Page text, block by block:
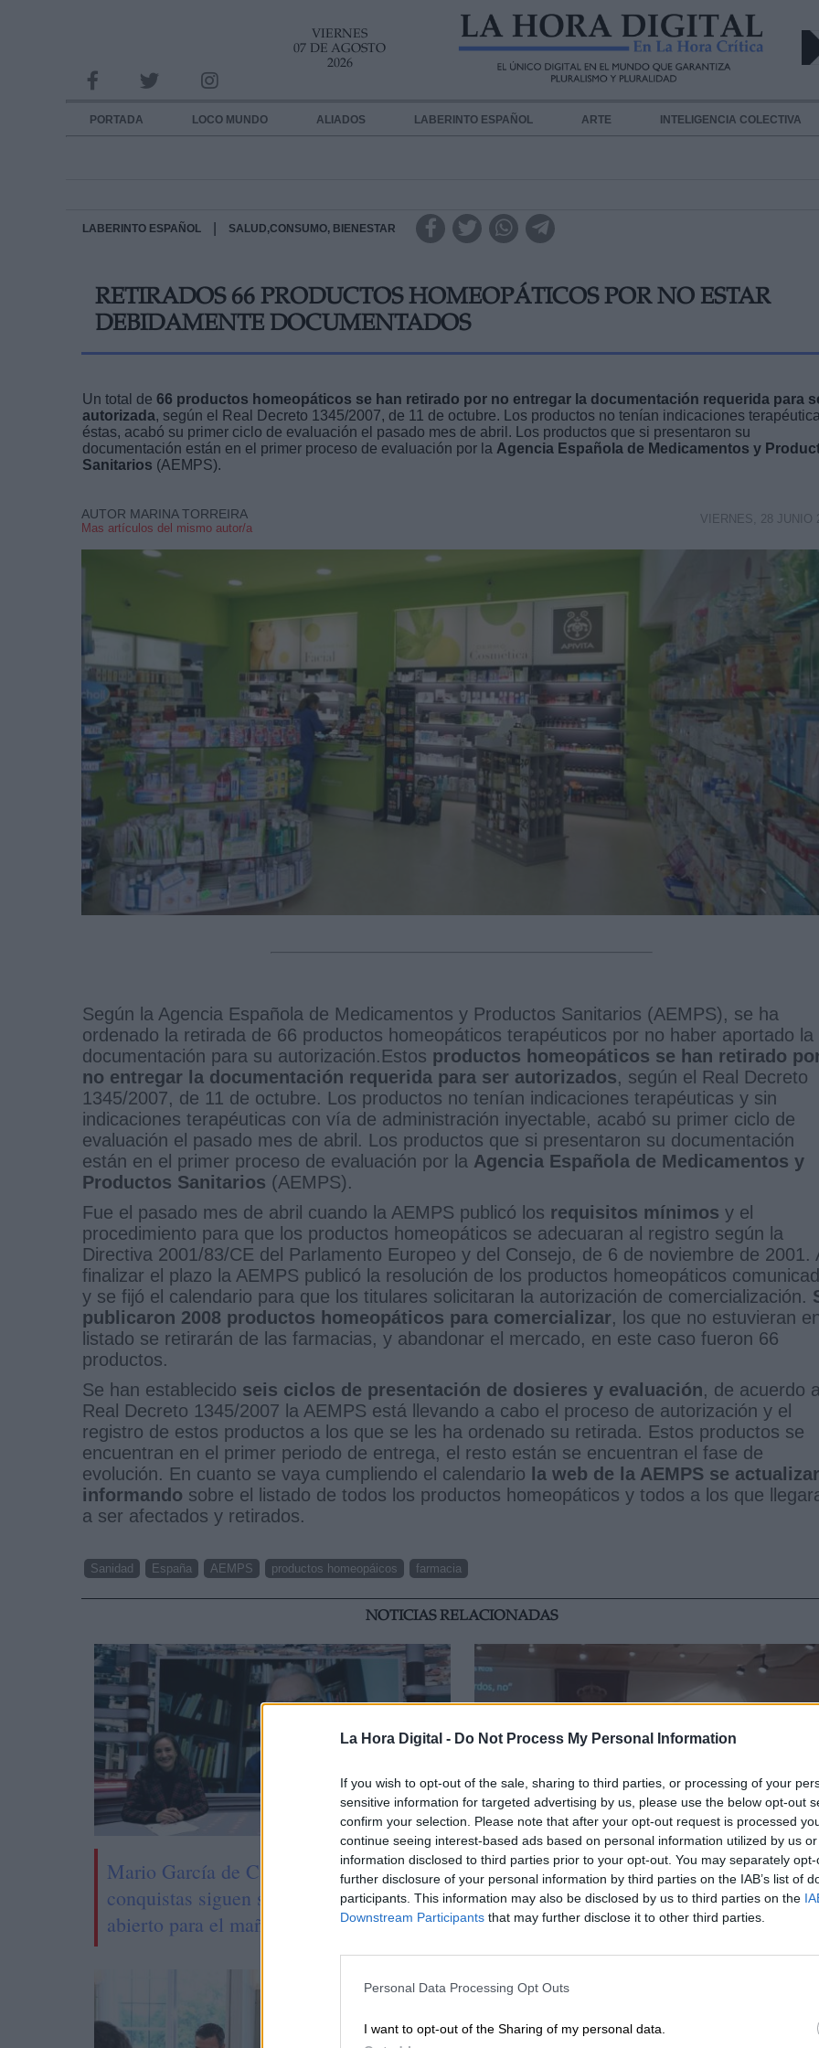
La Hora Digital - Do Not Process My Personal Information
If you wish to opt-out of the sale, sharing to third parties, or processing of your
sensitive information for targeted advertising by us, please use the below opt-out
confirm your selection. Please note that after your opt-out request is processed
continue seeing interest-based ads based on personal information utilized by us
information disclosed to third parties prior to your opt-out. You may separately
further disclosure of your personal information by third parties on the IAB’s list of
participants. This information may also be disclosed by us to third parties on the
Downstream Participants that may further disclose it to other third parties.
Personal Data Processing Opt Outs
I want to opt-out of the Sharing of my personal data.
VIERNES
07 DE AGOSTO
2026
PORTADA LOCO MUNDO ALIADOS LABERINTO ESPAÑOL ARTE INTELIGENCIA COLECTIVA
LABERINTO ESPAÑOL SALUD,CONSUMO, BIENESTAR
RETIRADOS 66 PRODUCTOS HOMEOPÁTICOS POR NO ESTAR
DEBIDAMENTE DOCUMENTADOS
Un total de 66 productos homeopáticos se han retirado por no entregar la documentación requerida para
autorizada, según el Real Decreto 1345/2007, de 11 de octubre. Los productos no tenían indicaciones
éstas, acabó su primer ciclo de evaluación el pasado mes de abril. Los productos que si presentaron su
documentación están en el primer proceso de evaluación por la Agencia Española de Medicamentos y
Sanitarios (AEMPS).
AUTOR MARINA TORREIRA
Mas artículos del mismo autor/a
VIERNES, 28 JUNIO
Según la Agencia Española de Medicamentos y Productos Sanitarios (AEMPS), se ha
ordenado la retirada de 66 productos homeopáticos terapéuticos por no haber aportado la
documentación para su autorización.Estos productos homeopáticos se han retirado
no entregar la documentación requerida para ser autorizados, según el Real Decreto
1345/2007, de 11 de octubre. Los productos no tenían indicaciones terapéuticas y sin
indicaciones terapéuticas con vía de administración inyectable, acabó su primer ciclo de
evaluación el pasado mes de abril. Los productos que si presentaron su documentación
están en el primer proceso de evaluación por la Agencia Española de Medicamentos y
Productos Sanitarios (AEMPS).
Fue el pasado mes de abril cuando la AEMPS publicó los requisitos mínimos y el
procedimiento para que los productos homeopáticos se adecuaran al registro según la
Directiva 2001/83/CE del Parlamento Europeo y del Consejo, de 6 de noviembre de 2001.
finalizar el plazo la AEMPS publicó la resolución de los productos homeopáticos
y se fijó el calendario para que los titulares solicitaran la autorización de comercialización.
publicaron 2008 productos homeopáticos para comercializar, los que no estuvieran
listado se retirarán de las farmacias, y abandonar el mercado, en este caso fueron 66
productos.
Se han establecido seis ciclos de presentación de dosieres y evaluación, de acuerdo
Real Decreto 1345/2007 la AEMPS está llevando a cabo el proceso de autorización y el
registro de estos productos a los que se les ha ordenado su retirada. Estos productos se
encuentran en el primer periodo de entrega, el resto están se encuentran el fase de
evolución. En cuanto se vaya cumpliendo el calendario la web de la AEMPS se
informando sobre el listado de todos los productos homeopáticos y todos a los que
a ser afectados y retirados.
Sanidad España AEMPS productos homeopáicos farmacia
NOTICIAS RELACIONADAS
Mario García de Castro: "Todas estas
conquistas siguen siendo un camino
abierto para el mañana"
Esperamos que Pedro Sánchez recupere
el sentido de sus palabras
INFORMACION SOBRE LA PROTECCIÓN DE TUS DATOS
Responsable:
Destinatarios:
link
Información adicional
link